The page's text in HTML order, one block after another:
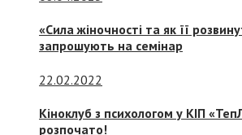
«Сила жіночності та як її
запрошують на семінар
22.02.2022
Кіноклуб з психологом у КІП
розпочато!